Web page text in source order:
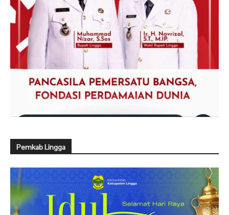
Pemkab Lingga